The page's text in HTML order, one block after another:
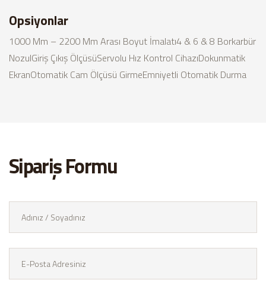
Opsiyonlar
1000 Mm – 2200 Mm Arası Boyut İmalatı4 & 6 & 8 Borkarbür
NozulGiriş Çıkış ÖlçüsüServolu Hız Kontrol CihazıDokunmatik
EkranOtomatik Cam Ölçüsü GirmeEmniyetli Otomatik Durma
Sipariş Formu